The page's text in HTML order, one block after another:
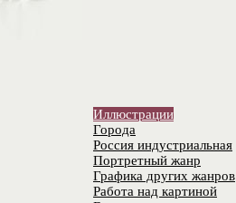
Иллюстрации
Города
Россия индустриальная
Портретный жанр
Графика других жанров
Работа над картиной